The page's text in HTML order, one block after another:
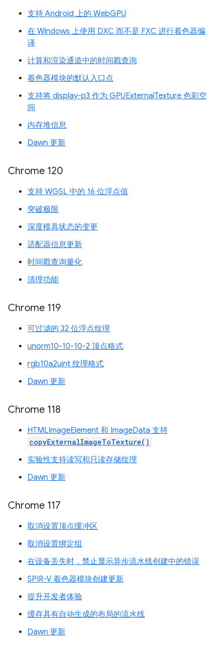
支持 Android 上的 WebGPU
在 Windows 上使用 DXC 而不是 FXC 进行着色器编
译
计算和渲染通道中的时间戳查询
着色器模块的默认入口点
支持将 display-p3 作为 GPUExternalTexture 色彩空
间
内存堆信息
Dawn 更新
Chrome 120
支持 WGSL 中的 16 位浮点值
突破极限
深度模具状态的变更
适配器信息更新
时间戳查询量化
清理功能
Chrome 119
可过滤的 32 位浮点纹理
unorm10-10-10-2 顶点格式
rgb10a2uint 纹理格式
Dawn 更新
Chrome 118
HTMLImageElement 和 ImageData 支持
copyExternalImageToTexture()
实验性支持读写和只读存储纹理
Dawn 更新
Chrome 117
取消设置顶点缓冲区
取消设置绑定组
在设备丢失时，禁止显示异步流水线创建中的错误
SPIR-V 着色器模块创建更新
提升开发者体验
缓存具有自动生成的布局的流水线
Dawn 更新